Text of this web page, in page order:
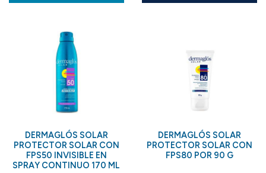
DERMAGLÓS SOLAR
PROTECTOR SOLAR CON
FPS50 INVISIBLE EN
SPRAY CONTINUO 170 ML
DERMAGLÓS SOLAR
PROTECTOR SOLAR CON
FPS80 POR 90 G